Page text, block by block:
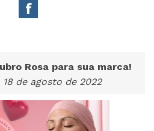
Rosa para sua marca!
de agosto de 2022